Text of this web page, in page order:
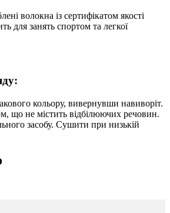
волокна із сертифікатом якості
для занять спортом та легкої
кольору, вивернувши навиворіт.
що не містить відбілюючих речовин.
засобу. Сушити при низькій